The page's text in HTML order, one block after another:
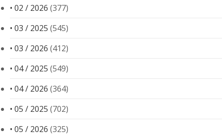
• 02 / 2026 (377)
• 03 / 2025 (545)
• 03 / 2026 (412)
• 04 / 2025 (549)
• 04 / 2026 (364)
• 05 / 2025 (702)
• 05 / 2026 (325)